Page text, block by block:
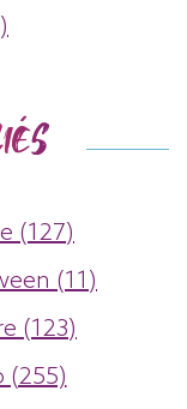
(127)
(11)
(123)
(255)